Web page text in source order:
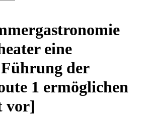
eine
der
1 ermöglichen
vor]